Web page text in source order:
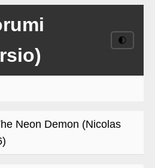
🌓
Neon Demon (Nicolas